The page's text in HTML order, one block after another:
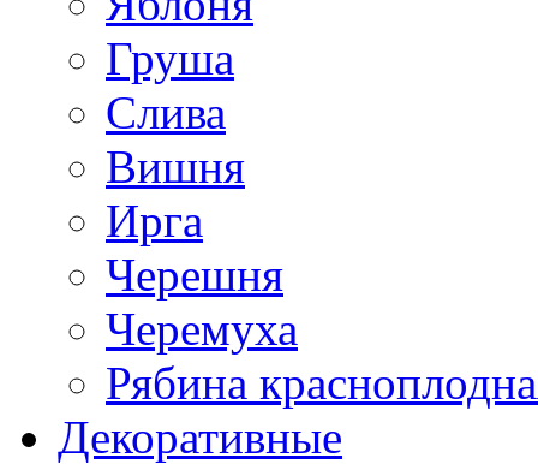
Груша
Слива
Вишня
Ирга
Черешня
Черемуха
Рябина
Декоративные